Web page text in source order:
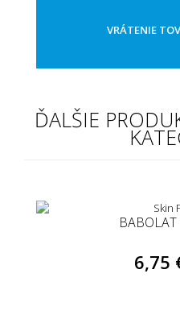
VRÁTENIE
ĎALŠIE
6,75